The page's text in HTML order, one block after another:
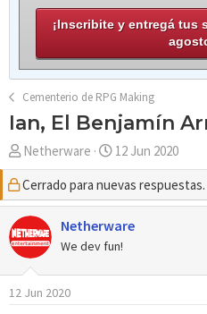
¡Inscribite y entregá tus
Cementerio de RPG Making
Ian, El Benjamín
A
u
t
o
r
Netherware
F
e
c
h
a
d
i
12 Jun 2020
Cerrado para nuevas respuestas.
Netherware
We dev fun!
12 Jun 2020